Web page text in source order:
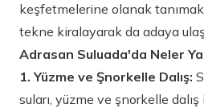
keşfetmelerine olanak
tekne kiralayarak da adaya
Adrasan Suluada'da Neler
1. Yüzme ve Şnorkelle Dalış:
suları, yüzme ve şnorkelle